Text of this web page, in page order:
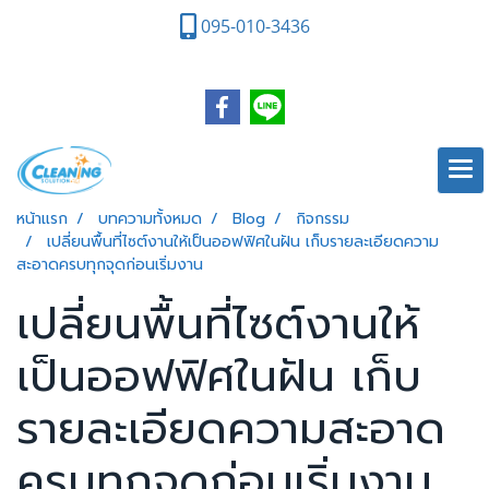
095-010-3436
หน้าแรก บทความทั้งหมด Blog
กิจกรรม
เปลี่ยนพื้นที่ไซต์งานให้เป็นออฟฟิศในฝัน เก็บรายละเอียดความ
สะอาดครบทุกจุดก่อนเริ่มงาน
เปลี่ยนพื้นที่ไซต์งานให้
เป็นออฟฟิศในฝัน เก็บ
รายละเอียดความสะอาด